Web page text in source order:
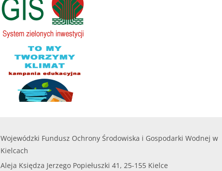
Wojewódzki Fundusz Ochrony Środowiska i Gospodarki Wodnej w
Kielcach
Aleja Księdza Jerzego Popiełuszki 41, 25-155 Kielce